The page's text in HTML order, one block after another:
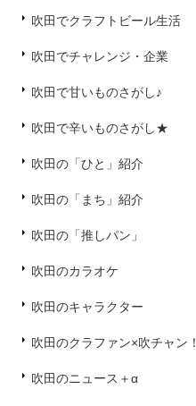
吹田でクラフトビール生活
吹田でチャレンジ・企業
吹田で甘いものさがし♪
吹田で辛いものさがし★
吹田の「ひと」紹介
吹田の「まち」紹介
吹田の「推しパン」
吹田のカラオケ
吹田のキャラクター
吹田のクラファン×吹チャン！
吹田のニュース＋α